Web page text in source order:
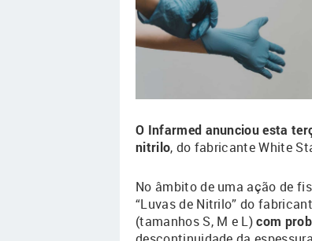
O Infarmed anunciou esta
nitrilo, do fabricante White
No âmbito de uma ação de
“Luvas de Nitrilo” do
(tamanhos S, M e L)com